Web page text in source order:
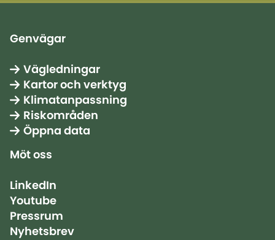
Genvägar
Vägledningar
Kartor och verktyg
Klimatanpassning
Riskområden
Öppna data
Möt oss
LinkedIn
Youtube
Pressrum
Nyhetsbrev